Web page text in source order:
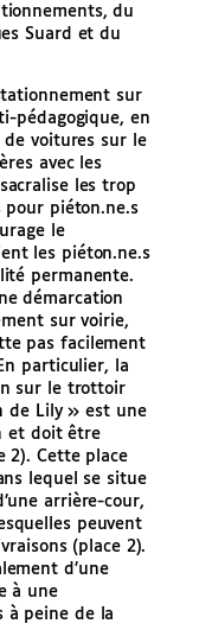
du
Suard et du
sur
pédagogique, en
de voitures sur le
avec les
les trop
piéton.ne.s
le
les piéton.ne.s
permanente.
démarcation
sur voirie,
pas facilement
particulier, la
sur le trottoir
de Lily » est une
et doit être
2). Cette place
lequel se situe
arrière-cour,
peuvent
(place 2).
d’une
à une
à peine de la